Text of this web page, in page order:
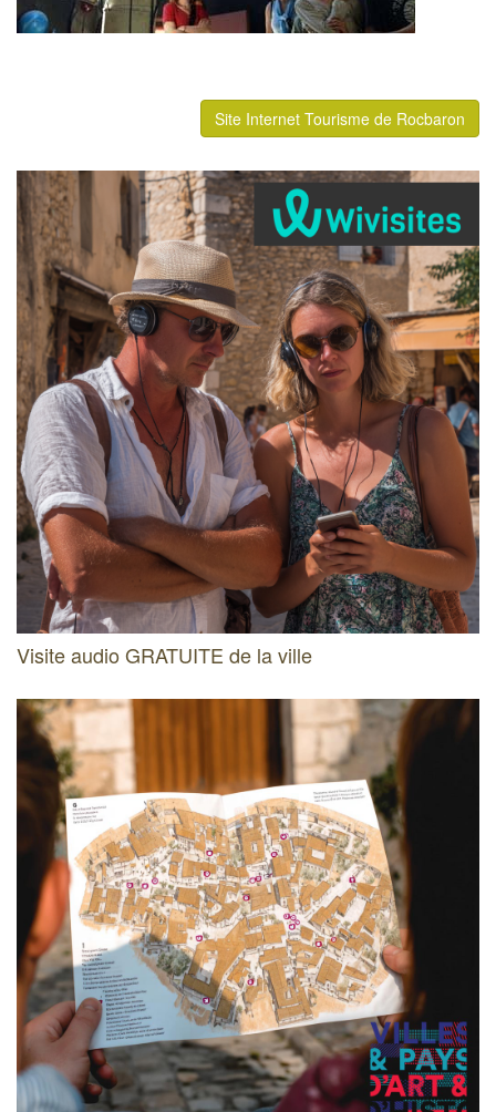
Site Internet Tourisme de Rocbaron
Visite audio GRATUITE de la ville